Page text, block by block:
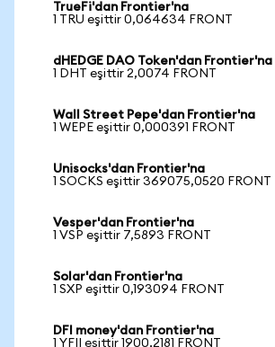
TrueFi'dan Frontier'na
1 TRU eşittir 0,064634 FRONT
dHEDGE DAO Token'dan Frontier'na
1 DHT eşittir 2,0074 FRONT
Wall Street Pepe'dan Frontier'na
1 WEPE eşittir 0,000391 FRONT
Unisocks'dan Frontier'na
1 SOCKS eşittir 369075,0520 FRONT
Vesper'dan Frontier'na
1 VSP eşittir 7,5893 FRONT
Solar'dan Frontier'na
1 SXP eşittir 0,193094 FRONT
DFI money'dan Frontier'na
1 YFII eşittir 1900,2181 FRONT